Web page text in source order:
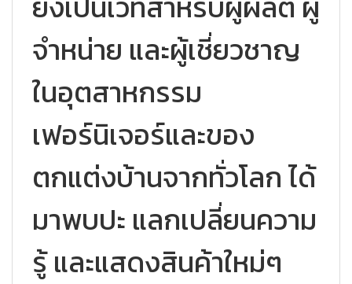
จำหน่าย และผู้เชี่ยวชาญ
ในอุตสาหกรรม
เฟอร์นิเจอร์และของ
ตกแต่งบ้านจากทั่วโลก ได้
มาพบปะ แลกเปลี่ยนความ
รู้ และแสดงสินค้าใหม่ๆ